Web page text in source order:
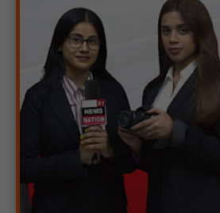
पीएचईडी विभाग मंत्री ने जहाजपुर विधानसभा
किया शिलान्यास एवं लोकार्पण : NN81
पारस पोर्टल से होगी योजनाओं की नियमित
दिए समयबद्ध क्रियान्वयन के निर्देश : NN81
सोलर हाई मास्ट से रोशन हो रहे वनांचल के गांव,
सुरक्षा और सुविधा : NN81
सरस्वती साइकिल योजना के तहत 18 छात्राओं
माँ के नाम' अभियान में हुआ वृक्षारोपण : NN81
रेजिडेंट डॉक्टरों का शांतिपूर्ण आंदोलन जारी,
जारी होने तक संघर्ष रहेगा : NN81